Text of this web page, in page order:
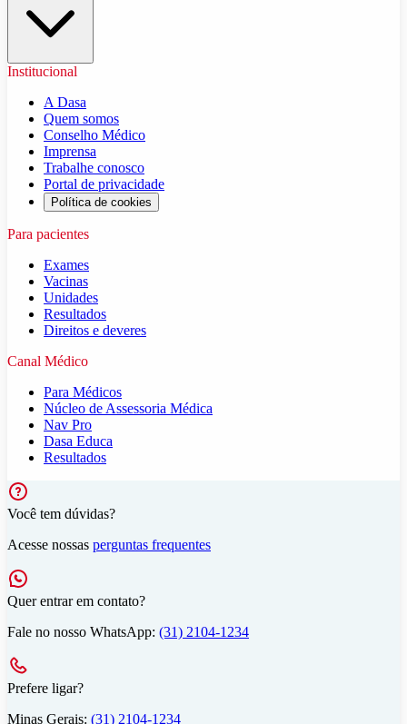
Institucional
A Dasa
Quem somos
Conselho Médico
Imprensa
Trabalhe conosco
Portal de privacidade
Política de cookies
Para pacientes
Exames
Vacinas
Unidades
Resultados
Direitos e deveres
Canal Médico
Para Médicos
Núcleo de Assessoria Médica
Nav Pro
Dasa Educa
Resultados
Você tem dúvidas?
Acesse nossas perguntas frequentes
Quer entrar em contato?
Fale no nosso WhatsApp: (31) 2104-1234
Prefere ligar?
Minas Gerais: (31) 2104-1234